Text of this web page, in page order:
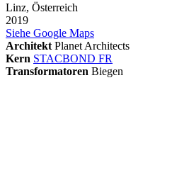
Linz, Österreich
2019
Siehe Google Maps
Architekt Planet Architects
Kern STACBOND FR
Transformatoren Biegen